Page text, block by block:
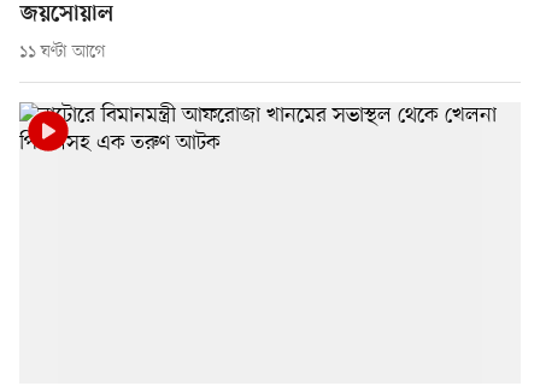
জয়সোয়াল
১১ ঘণ্টা আগে